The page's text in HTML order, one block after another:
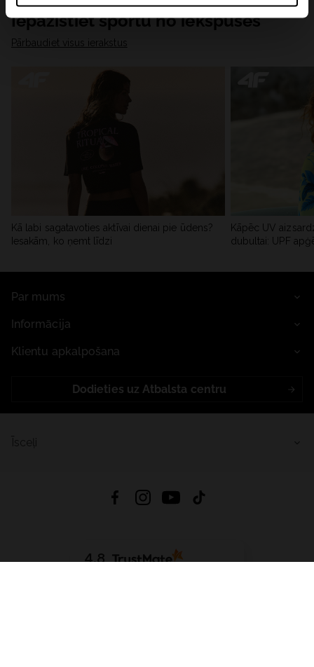
( piem. socialos tīklus). Detalizētu informāciju var atrast
mūsu Privātuma politikā un sadaļā "Detaļas".
Iepazīstiet sportu no iekšpuses
Pārbaudiet visus ierakstus
Kā labi sagatavoties aktīvai dienai pie ūdens?
Iesakām, ko ņemt līdzi
Kāpēc UV
dubultai: UPF
Par mums
Informācija
Klientu apkalpošana
Dodieties uz Atbalsta centru
4.8